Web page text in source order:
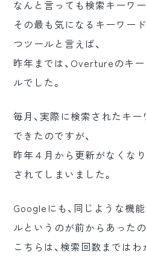
ロゴマーク制作
ブランディング
なんと言っても検索キーワー
その最も気になるキーワー
つツールと言えば、
昨年までは、Overtureのキ
ルでした。
毎月、実際に検索されたキ
できたのですが、
昨年４月から更新がなくな
されてしまいました。
Googleにも、同じような機
ルというのが前からあったの
こちらは、検索回数まではわ